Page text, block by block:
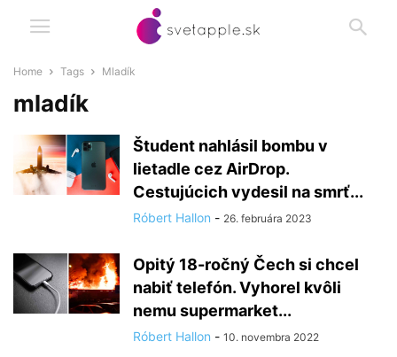
Home Tags Mladík
mladík
Študent nahlásil bombu v
lietadle cez AirDrop.
Cestujúcich vydesil na smrť...
Róbert Hallon - 26. februára 2023
Opitý 18-ročný Čech si chcel
nabiť telefón. Vyhorel kvôli
nemu supermarket...
Róbert Hallon - 10. novembra 2022